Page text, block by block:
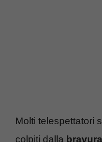
Molti telespettatori
colpiti dalla bravura